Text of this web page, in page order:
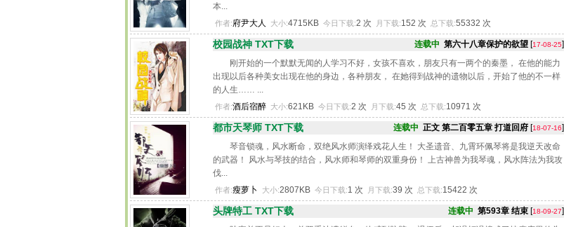
本...
作者:府尹大人 大小:4715KB 今日下载:2 次 月下载:152 次 总下载:55332 次
校园战神 TXT下载 连载中 第六十八章保护的欲望 [17-08-25]
刚开始的一个默默无闻的人学习不好，女孩不喜欢，朋友只有一两个的秦墨， 在他的能力
出现以后各种美女出现在他的身边，各种朋友， 在她得到战神的遗物以后，开始了他的不一样
的人生…… ...
作者:酒后宿醉 大小:621KB 今日下载:2 次 月下载:45 次 总下载:10971 次
都市天琴师 TXT下载 连载中 正文 第二百零五章 打道回府 [18-07-16]
琴音锁魂，风水断命，双绝风水师演绎戏花人生！ 大圣遗音、九霄环佩琴将是我逆天改命
的武器！ 风水与琴技的结合，风水师和琴师的双重身份！ 上古神兽为我琴魂，风水阵法为我攻
伐...
作者:瘦萝卜 大小:2807KB 今日下载:1 次 月下载:39 次 总下载:15422 次
头牌特工 TXT下载 连载中 第593章 结束 [18-09-27]